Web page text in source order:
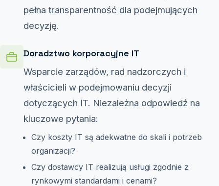
pełna transparentność dla podejmujących
decyzję.
Doradztwo korporacyjne IT
Wsparcie zarządów, rad nadzorczych i
właścicieli w podejmowaniu decyzji
dotyczących IT. Niezależna odpowiedź na
kluczowe pytania:
Czy koszty IT są adekwatne do skali i potrzeb
organizacji?
Czy dostawcy IT realizują usługi zgodnie z
rynkowymi standardami i cenami?